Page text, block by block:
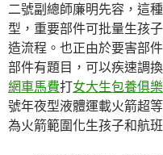
二號副總師廉明先容，這
型，重要部件可批量生孩
造流程。也正由於要害部
部件有題目，可以疾速調
網車馬費打女大生包養俱
號年夜型液體運載火箭超
為火箭範圍化生孩子和航